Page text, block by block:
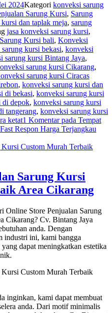
2024Kategori konveksi sarung
Sarung Kursi, Sarung
kursi dan taplak meja, sarung
jasa konveksi sarung kursi,
Kursi bali, Konveksi
kursi bekasi, konveksi
sarung kursi Bintang Jaya,
sarung kursi Cikarang,
sarung kursi Ciracas
, konveksi sarung kursi dan
di bekasi, konveksi sarung kursi
di depok, konveksi sarung kursi
tangerang, konveksi sarung kursi
ketat1 Komentarpada Tempat
Respon Harga Terjangkau
Sarung Kursi
Area Cikarang
Online Store Penjualan Sarung
Cikarang? Cv. Bintang Jaya
anda. Dengan
industri ini, kami bangga
dapat meningkatkan estetika
inginkan, kami dapat membuat
anda. Dari motif minimalis